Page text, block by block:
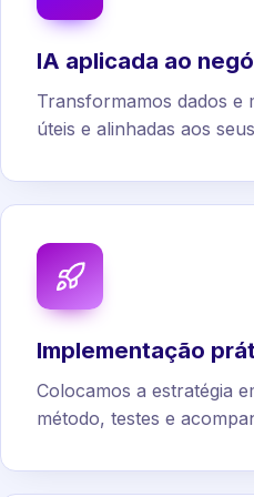
IA aplicada ao
Transformamos dados e
úteis e alinhadas aos
Implementação
Colocamos a estratégia
método, testes e